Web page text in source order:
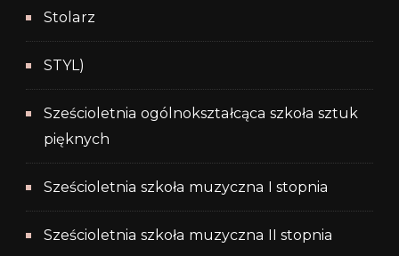
Stolarz
STYL)
Sześcioletnia ogólnokształcąca szkoła sztuk
pięknych
Sześcioletnia szkoła muzyczna I stopnia
Sześcioletnia szkoła muzyczna II stopnia